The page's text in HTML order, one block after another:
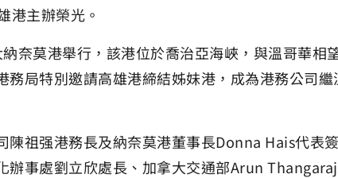
港主辦榮光。
奈莫港舉行，該港位於喬治亞海峽，與溫哥華
務局特別邀請高雄港締結姊妹港，成為港務公
陳祖强港務長及納奈莫港董事長Donna Hais代表
辦事處劉立欣處長、加拿大交通部Arun